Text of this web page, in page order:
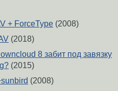
+ ForceType (2008)
(2018)
8 забит под завязку
(2015)
(2008)